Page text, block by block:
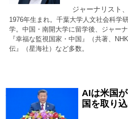
ジャーナリスト
1976年生まれ。千葉大学人文社会科学
学。中国・南開大学に留学後、ジャー
『幸福な監視国家・中国』（共著、
伝』（星海社）など多数。
2026/07/23
AIは米国
国を取り